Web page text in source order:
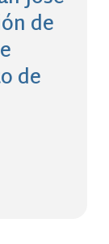
de
de